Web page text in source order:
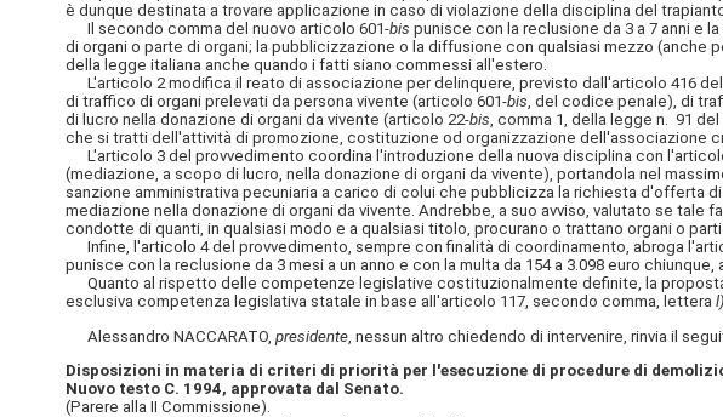
è dunque destinata a trovare applicazione in caso di violazione della disciplina del
Il secondo comma del nuovo articolo 601-bis punisce con la reclusione da 3 a 7 anni e
di organi o parte di organi; la pubblicizzazione o la diffusione con qualsiasi mezzo (anche
della legge italiana anche quando i fatti siano commessi all'estero.
L'articolo 2 modifica il reato di associazione per delinquere, previsto dall'articolo 416
di traffico di organi prelevati da persona vivente (articolo 601-bis, del codice penale), di
di lucro nella donazione di organi da vivente (articolo 22-bis, comma 1, della legge n. 91
che si tratti dell'attività di promozione, costituzione od organizzazione dell'associazione
L'articolo 3 del provvedimento coordina l'introduzione della nuova disciplina con
(mediazione, a scopo di lucro, nella donazione di organi da vivente), portandola nel
sanzione amministrativa pecuniaria a carico di colui che pubblicizza la richiesta d'offerta
mediazione nella donazione di organi da vivente. Andrebbe, a suo avviso, valutato se
condotte di quanti, in qualsiasi modo e a qualsiasi titolo, procurano o trattano organi o
Infine, l'articolo 4 del provvedimento, sempre con finalità di coordinamento, abroga
punisce con la reclusione da 3 mesi a un anno e con la multa da 154 a 3.098 euro
Quanto al rispetto delle competenze legislative costituzionalmente definite, la
esclusiva competenza legislativa statale in base all'articolo 117, secondo comma, lettera l)
Alessandro NACCARATO, presidente, nessun altro chiedendo di intervenire, rinvia il
Disposizioni in materia di criteri di priorità per l'esecuzione di procedure di
Nuovo testo C. 1994, approvata dal Senato.
(Parere alla II Commissione).